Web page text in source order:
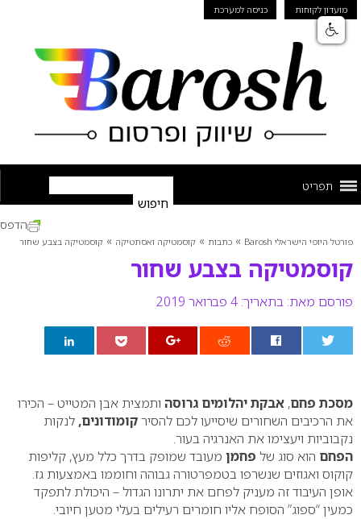
מועדון לקוחות כניסה למערכת
תפריט
פורטל היופי הישראלי Barosh » כתבות » קוסמטיקה ואסתטיקה » קוסמטיקה בצבע שחור
קוסמטיקה בצבע שחור
פורסם מאת: בתאריך: 4 פברואר 2019
הדפס
מסכת פחם, אבקת יהלומים גרוסה ותמצית אבן המטייט – הכירו
את הרכיבים השחורים שיסייעו לכם להסירקומודונים, לנקות
נקבוביות ויעצימו את האנרגיה בעור.
הפחם הוא סוג של פחמן מעובד שמופק בדרך כלל מעץ, קליפות
קוקוס ואגוזים שנשרפו בטמפרטורה גבוהה וחוממו באמצעות גז.
אופן העיבוד זה מעניק לפחם את יתרונו הגדול – היכולת לתפקד
כמעין “ספוג” הסופח אליו חומרים רעילים בעלי מטען חיובי.